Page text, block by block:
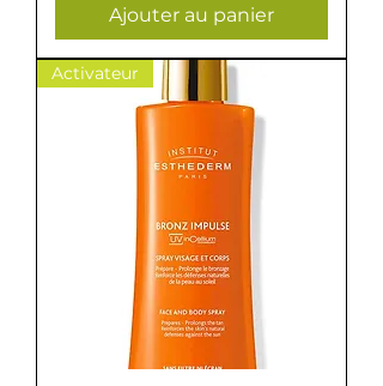
Ajouter au panier
Activateur